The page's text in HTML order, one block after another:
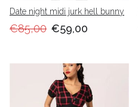
Date night midi jurk hell bunny
€85,00 €59,00